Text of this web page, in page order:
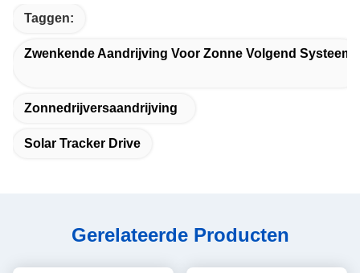
Taggen:
Zwenkende Aandrijving Voor Zonne Volgend Systeem
Zonnedrijversaandrijving
Solar Tracker Drive
Gerelateerde Producten